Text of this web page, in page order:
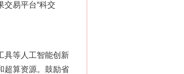
易平台“科交
等人工智能创新
超算资源。鼓励省